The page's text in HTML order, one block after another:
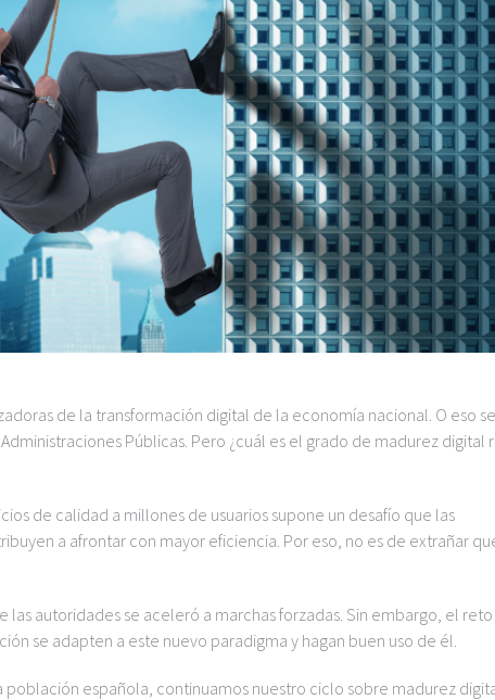
de la transformación digital de la economía nacional. O eso se
Públicas. Pero ¿cuál es el grado de madurez digital
de calidad a millones de usuarios supone un desafío que las
a afrontar con mayor eficiencia. Por eso, no es de extrañar
autoridades se aceleró a marchas forzadas. Sin embargo, el reto
se adapten a este nuevo paradigma y hagan buen uso de él.
española, continuamos nuestro ciclo sobre madurez